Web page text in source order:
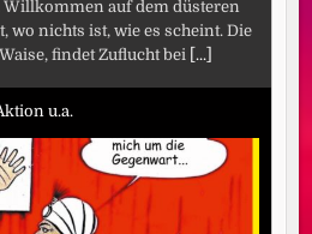
Willkommen auf dem düsteren
wo nichts ist, wie es scheint. Die
findet Zuflucht bei [...]
u.a.